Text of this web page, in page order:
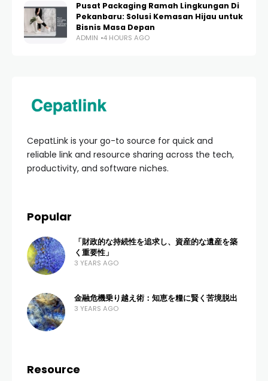
Pusat Packaging Ramah Lingkungan Di
Pekanbaru: Solusi Kemasan Hijau untuk
Bisnis Masa Depan
ADMIN 4 HOURS AGO
CepatLink is your go-to source for quick and
reliable link and resource sharing across the tech,
productivity, and software niches.
Popular
「財政的な持続性を追求し、資産的な遺産を築
く重要性」
3 YEARS AGO
金融危機乗り越え術：知恵を糧に賢く苦境脱出
3 YEARS AGO
Resource